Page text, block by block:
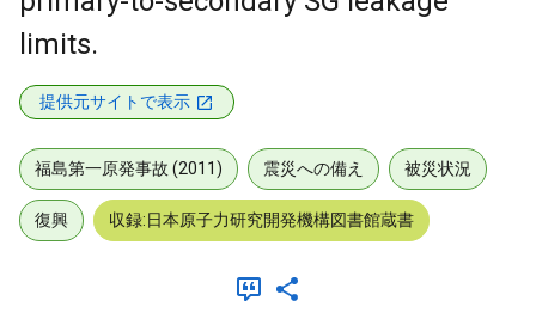
limits.
提供元サイトで表示
福島第一原発事故 (2011) 震災への備え 被災状況
復興 収録:日本原子力研究開発機構図書館蔵書